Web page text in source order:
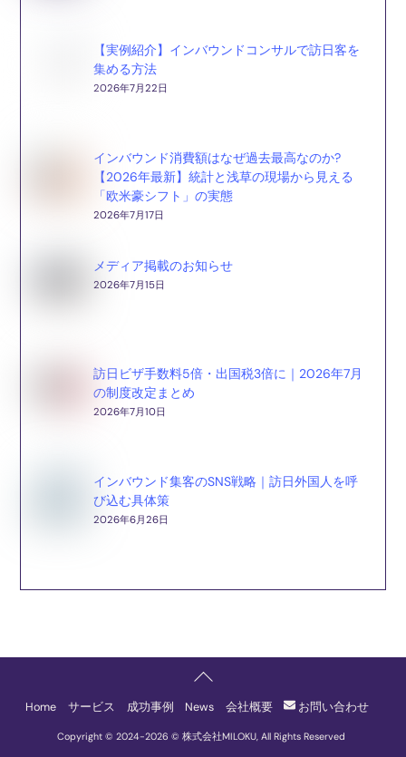
【実例紹介】インバウンドコンサルで訪日客を
集める方法
2026年7月22日
インバウンド消費額はなぜ過去最高なのか?
【2026年最新】統計と浅草の現場から見える
「欧米豪シフト」の実態
2026年7月17日
メディア掲載のお知らせ
2026年7月15日
訪日ビザ手数料5倍・出国税3倍に｜2026年7月
の制度改定まとめ
2026年7月10日
インバウンド集客のSNS戦略｜訪日外国人を呼
び込む具体策
2026年6月26日
Back
Top
Home サービス 成功事例 News 会社概要 お問い合わせ
Copyright © 2024-2026 © 株式会社MILOKU, All Rights Reserved